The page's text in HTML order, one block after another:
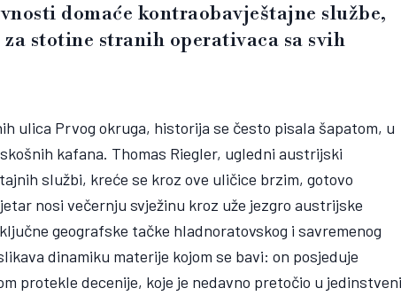
domaće kontraobavještajne službe,
stotine stranih operativaca sa svih
ulica Prvog okruga, historija se često pisala šapatom, u
kafana. Thomas Riegler, ugledni austrijski
službi, kreće se kroz ove uličice brzim, gotovo
nosi večernju svježinu kroz uže jezgro austrijske
geografske tačke hladnoratovskog i savremenog
dinamiku materije kojom se bavi: on posjeduje
protekle decenije, koje je nedavno pretočio u